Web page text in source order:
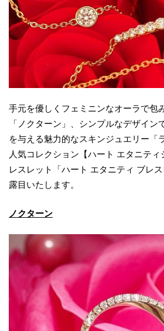
手元を優しくフェミニンなオーラで包
「ノクターン」、シンプルなデザイン
を与える魅力的なスキンジュエリー「
人気コレクション【ハート エタニテ
レスレット「ハート エタニティ ブレ
露目いたします。
ノクターン